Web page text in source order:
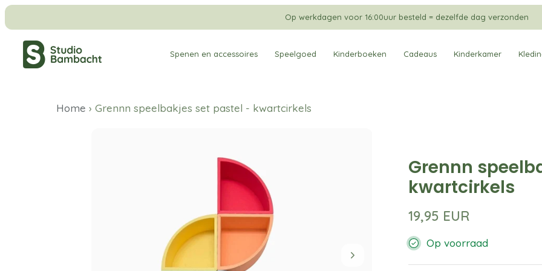
Meteen
naar
content
Op werkdagen voor 16:00uur besteld = dezelfde dag verzonden
Spenen en accessoires Speelgoed Kinderboeken Cadeaus Kinderkamer
Home› Grennn speelbakjes set pastel - kwartcirkels
Grennn
kwartcirkels
19,95 EUR
Op voorraad